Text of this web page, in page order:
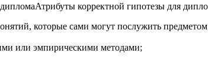
Атрибуты корректной гипотезы для
которые сами могут послужить предметом
или эмпирическими методами;